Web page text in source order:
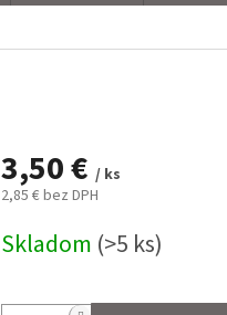
3,50 € / ks
2,85 € bez DPH
cena:
Skladom (>5 ks)